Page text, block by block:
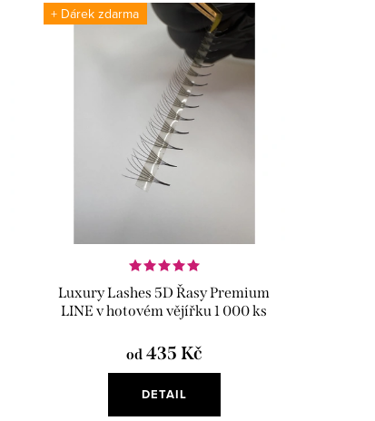
+ Dárek zdarma
Luxury Lashes 5D Řasy Premium
LINE v hotovém vějířku 1 000 ks
od435 Kč
DETAIL